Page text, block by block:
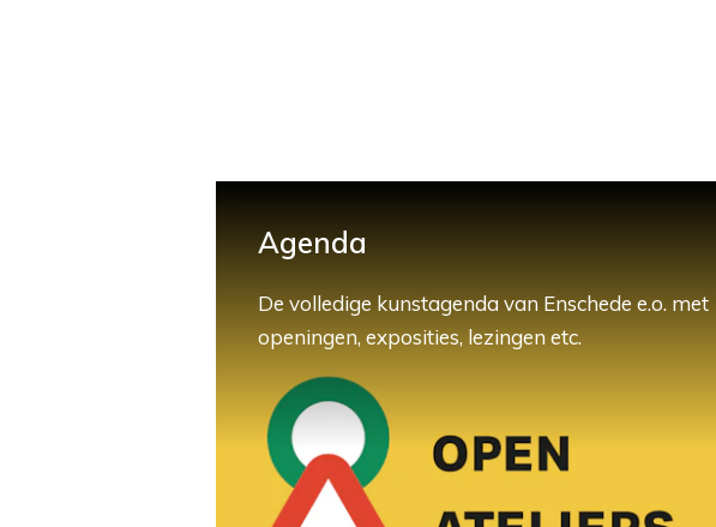
Agenda
De volledige kunstagenda van Enschede e.o. met
openingen, exposities, lezingen etc.